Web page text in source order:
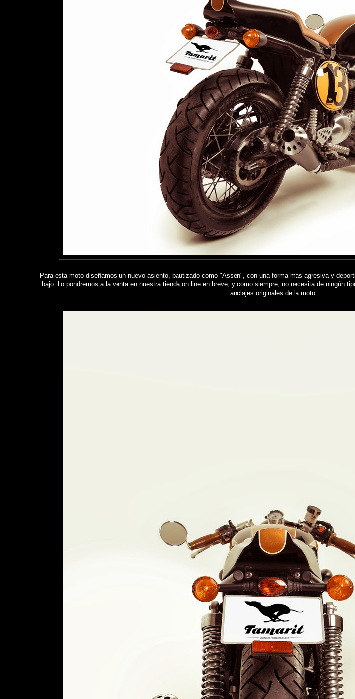
Para esta moto diseñamos un nuevo asiento, bautizado como "Assen", con una forma mas agresiva y
bajo. Lo pondremos a la venta en nuestra tienda on line en breve, y como siempre, no necesita de ningún
anclajes originales de la moto.